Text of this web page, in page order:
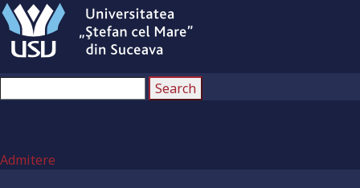
Admitere